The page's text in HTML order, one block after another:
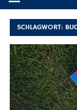
SCHLAGWORT: